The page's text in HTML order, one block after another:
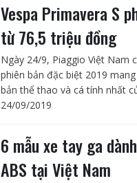
Vespa Primavera S
từ 76,5 triệu đồng
Ngày 24/9, Piaggio Việt Nam
phiên bản đặc biệt 2019
bản thể thao và cá tính nhất
24/09/2019
6 mẫu xe tay ga
ABS tại Việt Nam